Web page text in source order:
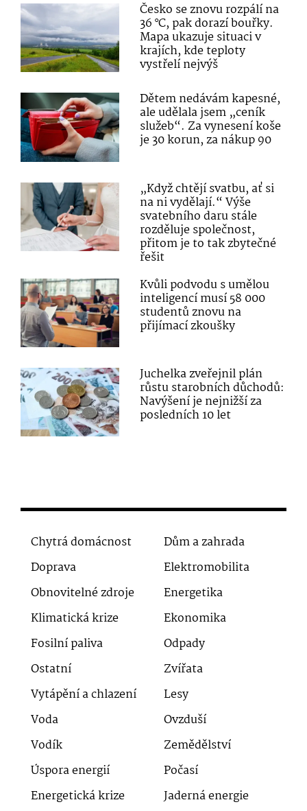
Česko se znovu rozpálí na
36 °C, pak dorazí bouřky.
Mapa ukazuje situaci v
krajích, kde teploty
vystřelí nejvýš
Dětem nedávám kapesné,
ale udělala jsem „ceník
služeb“. Za vynesení koše
je 30 korun, za nákup 90
„Když chtějí svatbu, ať si
na ni vydělají.“ Výše
svatebního daru stále
rozděluje společnost,
přitom je to tak zbytečné
řešit
Kvůli podvodu s umělou
inteligencí musí 58 000
studentů znovu na
přijímací zkoušky
Juchelka zveřejnil plán
růstu starobních důchodů:
Navýšení je nejnižší za
posledních 10 let
Chytrá domácnost
Dům a zahrada
Doprava
Elektromobilita
Obnovitelné zdroje
Energetika
Klimatická krize
Ekonomika
Fosilní paliva
Odpady
Ostatní
Zvířata
Vytápění a chlazení
Lesy
Voda
Ovzduší
Vodík
Zemědělství
Úspora energií
Počasí
Energetická krize
Jaderná energie